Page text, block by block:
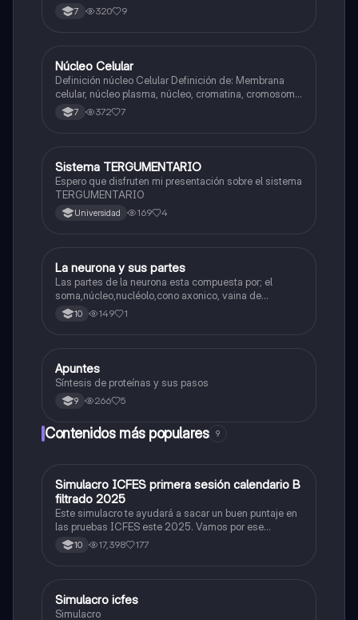
7 320 9
Biologia
Núcleo Celular
Definición núcleo Celular Definición de: Membrana
celular, núcleo plasma, núcleo, cromatina, cromosoma
Interfase Fases de la interfase
7 372 7
Biologia
Sistema TERGUMENTARIO
Espero que disfruten mi presentación sobre el sistema
TERGUMENTARIO
Universidad 169 4
Biologia
La neurona y sus partes
Las partes de la neurona esta compuesta por; el
soma,núcleo,nucléolo,cono axonico, vaina de
mielina,celula schwan,núcleo de schwann,nódulo de
Ranvier,terminal axonico Arborizacion terminal, botón
10 149 1
Biologia
Apuntes
Síntesis de proteínas y sus pasos
9 266 5
Contenidos más populares 9
ICFES: Matemáticas
Simulacro ICFES primera sesión calendario B
filtrado 2025
Este simulacro te ayudará a sacar un buen puntaje en
las pruebas ICFES este 2025. Vamos por ese
500/500. Y poder ser admitido en la universidad que
quieras, estudiar la carrera que quieres y no la que te
10 17,398 177
ICFES: Lectura Crítica
Simulacro icfes
Simulacro